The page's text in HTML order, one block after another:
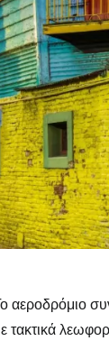
αεροδρόμιο
τακτικά